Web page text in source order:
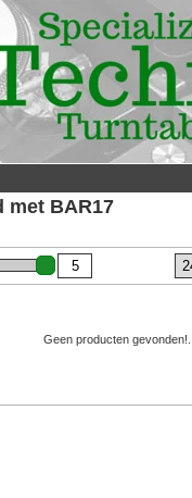
met BAR17
Geen producten gevonden!...